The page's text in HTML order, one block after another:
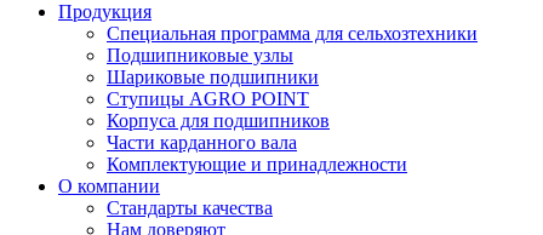
Продукция
Специальная программа для сельхозтехники
Подшипниковые узлы
Шариковые подшипники
Ступицы AGRO POINT
Корпуса для подшипников
Части карданного вала
Комплектующие и принадлежности
О компании
Стандарты качества
Нам доверяют